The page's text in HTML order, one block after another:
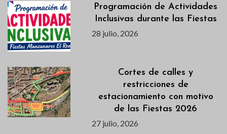
Programación de Actividades
Inclusivas durante las Fiestas
28 julio, 2026
Cortes de calles y
restricciones de
estacionamiento con motivo
de las Fiestas 2026
27 julio, 2026